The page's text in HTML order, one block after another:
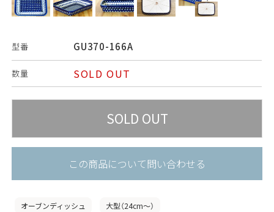
型番 GU370-166A
数量 SOLD OUT
この商品について問い合わせる
オーブンディッシュ 大型（24cm〜）